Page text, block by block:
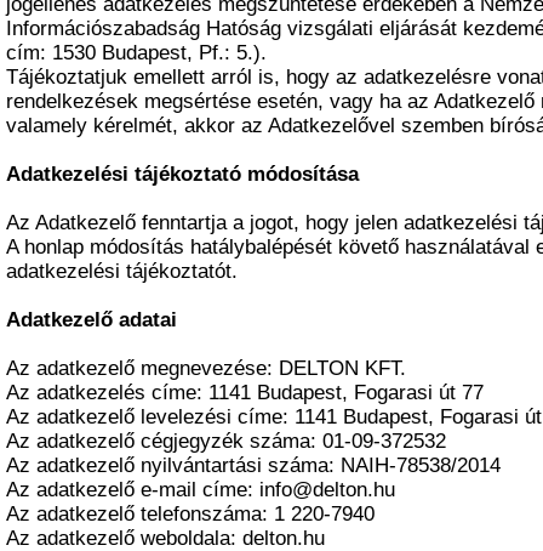
Információszabadság Hatóság vizsgálati eljárását
cím: 1530 Budapest, Pf.: 5.).
Tájékoztatjuk emellett arról is, hogy az adatkezelésre
rendelkezések megsértése esetén, vagy ha az
valamely kérelmét, akkor az Adatkezelővel szemben
Adatkezelési tájékoztató módosítása
Az Adatkezelő fenntartja a jogot, hogy jelen adatkezelési
A honlap módosítás hatálybalépését követő használatával
adatkezelési tájékoztatót.
Adatkezelő adatai
Az adatkezelő megnevezése: DELTON KFT.
Az adatkezelés címe: 1141 Budapest, Fogarasi út 77
Az adatkezelő levelezési címe: 1141 Budapest, Fogarasi
Az adatkezelő cégjegyzék száma: 01-09-372532
Az adatkezelő nyilvántartási száma: NAIH-78538/2014
Az adatkezelő e-mail címe: info@delton.hu
Az adatkezelő telefonszáma: 1 220-7940
Az adatkezelő weboldala: delton.hu